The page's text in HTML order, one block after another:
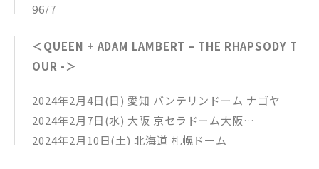
96/7
ライヴ・マジック UICY-80365
クイーン・ライヴ!! ウェンブリー1986 UICY-80366/7
ライヴ・アット・ザ・レインボー ’74 UICY-80370/1
オデオン座の夜 <ハマースミス 1975> UICY-80372
グレイテスト・ヒッツ・イン・ジャパン LP: UIJY-75
＜QUEEN + ADAM LAMBERT – THE RHAPSODY T
OUR -＞
2024年2月4日(日) 愛知 バンテリンドーム ナゴヤ
2024年2月7日(水) 大阪 京セラドーム大阪
2024年2月10日(土) 北海道 札幌ドーム